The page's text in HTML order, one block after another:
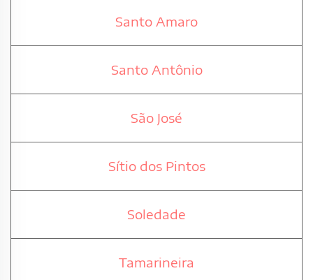
Santo Amaro
Santo Antônio
São José
Sítio dos Pintos
Soledade
Tamarineira